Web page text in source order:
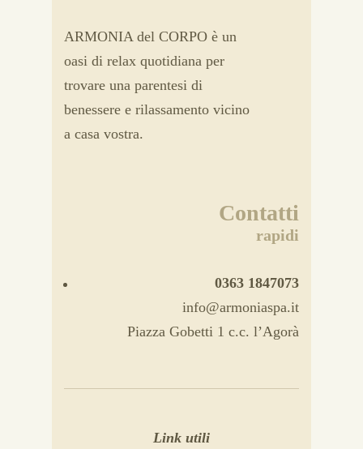
ARMONIA del CORPO è un
oasi di relax quotidiana per
trovare una parentesi di
benessere e rilassamento vicino
a casa vostra.
Contatti
rapidi
0363 1847073
info@armoniaspa.it
Piazza Gobetti 1 c.c. l’Agorà
Link utili